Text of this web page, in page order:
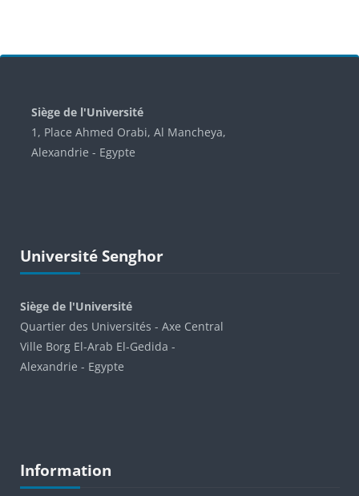
Siège de l'Université
1, Place Ahmed Orabi, Al Mancheya,
Alexandrie - Egypte
Université Senghor
Siège de l'Université
Quartier des Universités - Axe Central
Ville Borg El-Arab El-Gedida -
Alexandrie - Egypte
Blocs
Information